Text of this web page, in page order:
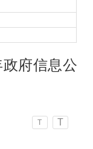
府信息公
T T